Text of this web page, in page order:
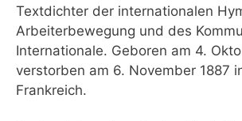
Textdichter der internationalen
Arbeiterbewegung und des
Internationale. Geboren am 4.
verstorben am 6. November 1887
Frankreich.